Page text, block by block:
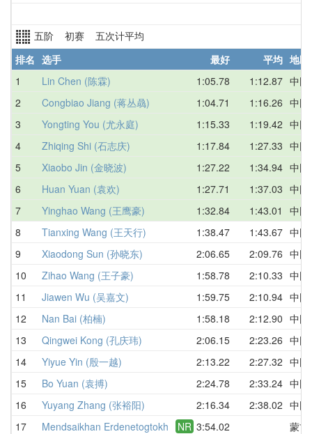
五阶 初赛 五次计平均
排名 选手 最好 平均 地区
1
Lin Chen (陈霖) 1:05.78 1:12.87 中国
2
Congbiao Jiang (蒋丛骉) 1:04.71 1:16.26 中国
3
Yongting You (尤永庭) 1:15.33 1:19.42 中国
4
Zhiqing Shi (石志庆) 1:17.84 1:27.33 中国
5
Xiaobo Jin (金晓波) 1:27.22 1:34.94 中国
6
Huan Yuan (袁欢) 1:27.71 1:37.03 中国
7
Yinghao Wang (王鹰豪) 1:32.84 1:43.01
中国
8
Tianxing Wang (王天行) 1:38.47 1:43.67 中国
9
Xiaodong Sun (孙晓东) 2:06.65 2:09.76 中国
10
Zihao Wang (王子豪) 1:58.78 2:10.33 中国
11
Jiawen Wu (吴嘉文) 1:59.75 2:10.94 中国
12
Nan Bai (柏楠) 1:58.18 2:12.90 中国
13
Qingwei Kong (孔庆玮) 2:06.15 2:23.26 中国
14
Yiyue Yin (殷一越) 2:13.22 2:27.32 中国
15
Bo Yuan (袁搏) 2:24.78 2:33.24 中国
16
Yuyang Zhang (张裕阳) 2:16.34 2:38.02 中国
17
Mendsaikhan Erdenetogtokh NR 3:54.02
蒙古